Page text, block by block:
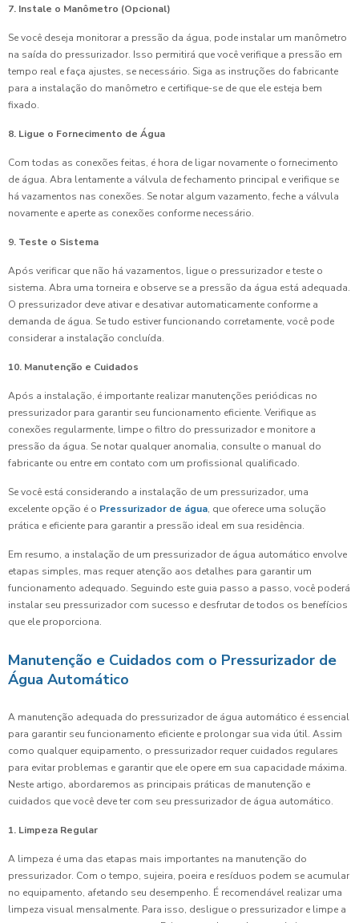
7. Instale o Manômetro (Opcional)
Se você deseja monitorar a pressão da água, pode instalar um manômetro
na saída do pressurizador. Isso permitirá que você verifique a pressão em
tempo real e faça ajustes, se necessário. Siga as instruções do fabricante
para a instalação do manômetro e certifique-se de que ele esteja bem
fixado.
8. Ligue o Fornecimento de Água
Com todas as conexões feitas, é hora de ligar novamente o fornecimento
de água. Abra lentamente a válvula de fechamento principal e verifique se
há vazamentos nas conexões. Se notar algum vazamento, feche a válvula
novamente e aperte as conexões conforme necessário.
9. Teste o Sistema
Após verificar que não há vazamentos, ligue o pressurizador e teste o
sistema. Abra uma torneira e observe se a pressão da água está adequada.
O pressurizador deve ativar e desativar automaticamente conforme a
demanda de água. Se tudo estiver funcionando corretamente, você pode
considerar a instalação concluída.
10. Manutenção e Cuidados
Após a instalação, é importante realizar manutenções periódicas no
pressurizador para garantir seu funcionamento eficiente. Verifique as
conexões regularmente, limpe o filtro do pressurizador e monitore a
pressão da água. Se notar qualquer anomalia, consulte o manual do
fabricante ou entre em contato com um profissional qualificado.
Se você está considerando a instalação de um pressurizador, uma
excelente opção é o Pressurizador de água, que oferece uma solução
prática e eficiente para garantir a pressão ideal em sua residência.
Em resumo, a instalação de um pressurizador de água automático envolve
etapas simples, mas requer atenção aos detalhes para garantir um
funcionamento adequado. Seguindo este guia passo a passo, você poderá
instalar seu pressurizador com sucesso e desfrutar de todos os benefícios
que ele proporciona.
Manutenção e Cuidados com o Pressurizador de
Água Automático
A manutenção adequada do pressurizador de água automático é essencial
para garantir seu funcionamento eficiente e prolongar sua vida útil. Assim
como qualquer equipamento, o pressurizador requer cuidados regulares
para evitar problemas e garantir que ele opere em sua capacidade máxima.
Neste artigo, abordaremos as principais práticas de manutenção e
cuidados que você deve ter com seu pressurizador de água automático.
1. Limpeza Regular
A limpeza é uma das etapas mais importantes na manutenção do
pressurizador. Com o tempo, sujeira, poeira e resíduos podem se acumular
no equipamento, afetando seu desempenho. É recomendável realizar uma
limpeza visual mensalmente. Para isso, desligue o pressurizador e limpe a